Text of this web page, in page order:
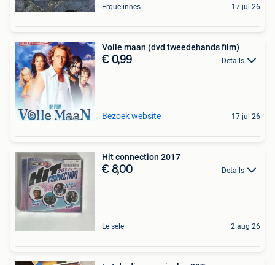
Erquelinnes 17 jul 26
Volle maan (dvd tweedehands film)
€ 0,99 Details
Bezoek website 17 jul 26
Hit connection 2017
€ 8,00 Details
Leisele 2 aug 26